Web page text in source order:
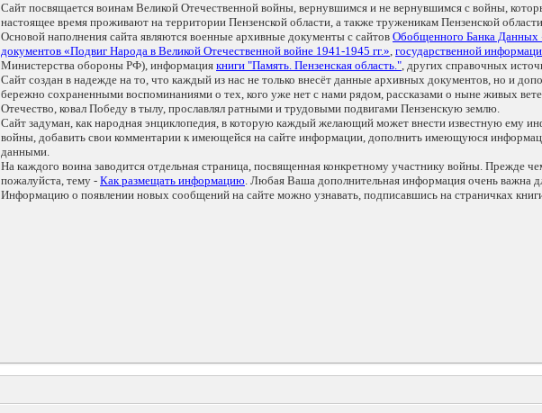
Сайт посвящается воинам Великой Отечественной войны, вернувшимся и не вернувшимся с войны,
настоящее время проживают на территории Пензенской области, а также труженикам Пензенской
Основой наполнения сайта являются военные архивные документы с сайтов Обобщенного Банка
документов «Подвиг Народа в Великой Отечественной войне 1941-1945 гг.», государственной
Министерства обороны РФ), информация книги "Память. Пензенская область.", других справочных
Сайт создан в надежде на то, что каждый из нас не только внесёт данные архивных документов, но и
бережно сохраненными воспоминаниями о тех, кого уже нет с нами рядом, рассказами о ныне живых
Отечество, ковал Победу в тылу, прославлял ратными и трудовыми подвигами Пензенскую землю.
Сайт задуман, как народная энциклопедия, в которую каждый желающий может внести известную ему
войны, добавить свои комментарии к имеющейся на сайте информации, дополнить имеющуюся
данными.
На каждого воина заводится отдельная страница, посвященная конкретному участнику войны. Прежде
пожалуйста, тему - Как размещать информацию. Любая Ваша дополнительная информация очень важна
Информацию о появлении новых сообщений на сайте можно узнавать, подписавшись на страничках